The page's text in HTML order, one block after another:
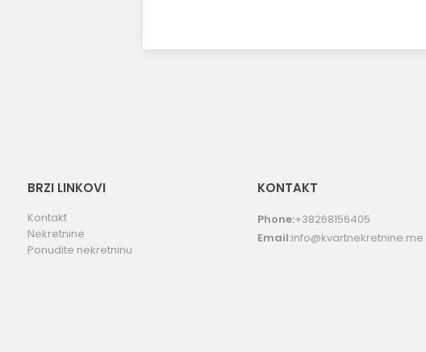
BRZI LINKOVI
Kontakt
Nekretnine
Ponudite nekretninu
KONTAKT
Phone:+38268156405
Email:info@kvartnekretnine.me